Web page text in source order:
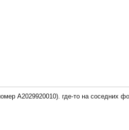
A2029920010). где-то на соседних